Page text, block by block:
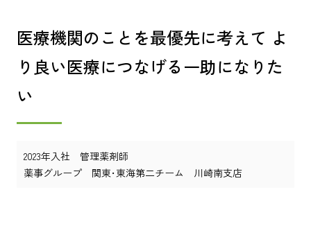
医療機関のことを最優先に考えて よ
り良い医療につなげる一助になりた
い
2023年入社 管理薬剤師
薬事グループ 関東･東海第二チーム 川崎南支店